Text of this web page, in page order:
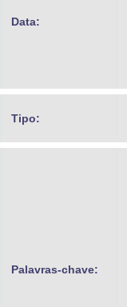
Data:
Tipo:
Palavras-chave: